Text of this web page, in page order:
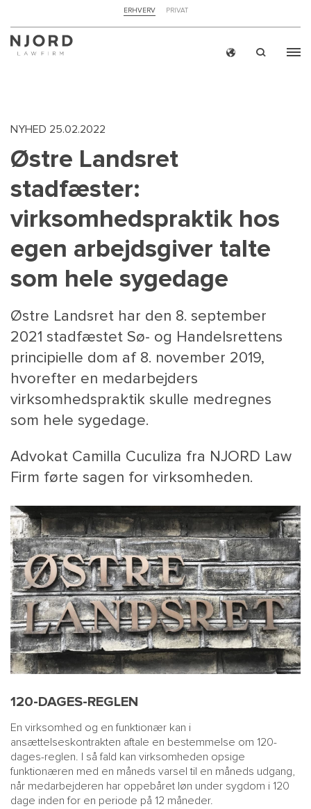
TOP
MENU
ERHVERV PRIVAT
MAIN
SMALL
OM
NYHED 25.02.2022
Østre Landsret
stadfæster:
virksomhedspraktik hos
egen arbejdsgiver talte
som hele sygedage
Østre Landsret har den 8. september
2021 stadfæstet Sø- og Handelsrettens
principielle dom af 8. november 2019,
hvorefter en medarbejders
virksomhedspraktik skulle medregnes
som hele sygedage.
Advokat Camilla Cuculiza fra NJORD Law
Firm førte sagen for virksomheden.
120-DAGES-REGLEN
En virksomhed og en funktionær kan i
ansættelseskontrakten aftale en bestemmelse om 120-
dages-reglen. I så fald kan virksomheden opsige
funktionæren med en måneds varsel til en måneds udgang,
når medarbejderen har oppebåret løn under sygdom i 120
dage inden for en periode på 12 måneder.